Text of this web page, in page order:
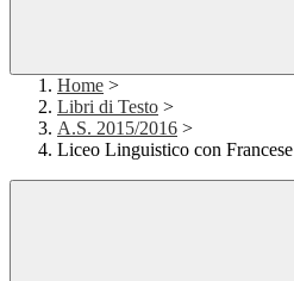
Home >
Libri di Testo >
A.S. 2015/2016 >
Liceo Linguistico con Francese